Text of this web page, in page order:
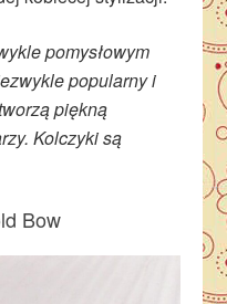
pomysłowym
popularny i
piękną
Kolczyki są
Bow